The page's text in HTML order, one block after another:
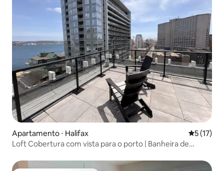
Apartamento ⋅ Halifax 5 de uma
5 (17)
Loft Cobertura com vista para o porto | Banheira de